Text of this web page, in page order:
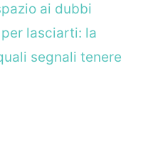
ai dubbi
lasciarti: la
segnali tenere